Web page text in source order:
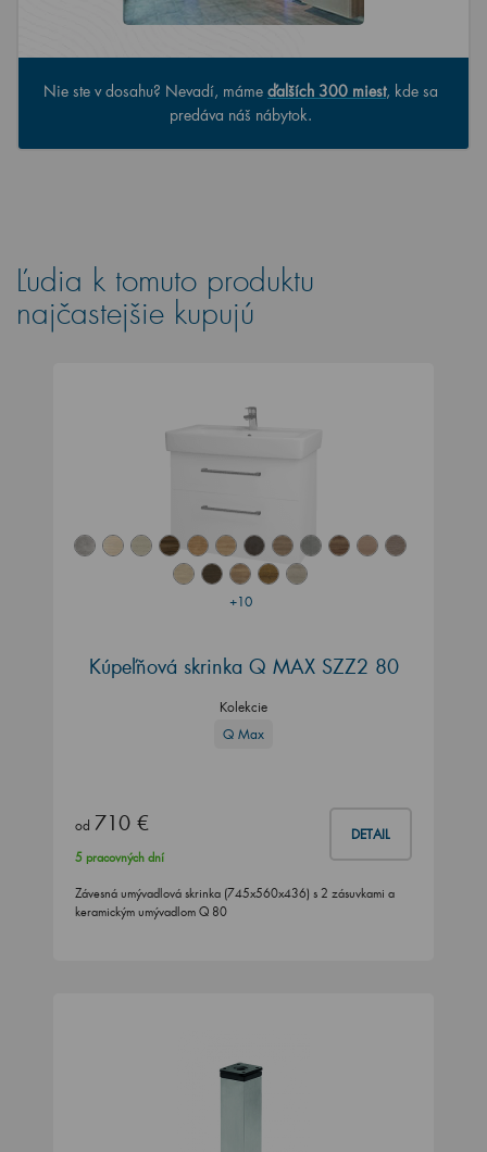
Nie ste v dosahu? Nevadí, máme ďalších 300 miest, kde sa
predáva náš nábytok.
Ľudia k tomuto produktu
najčastejšie kupujú
+10
Kúpeľňová skrinka Q MAX SZZ2 80
Kolekcie
Q Max
od 710 € DETAIL
5 pracovných dní
Závesná umývadlová skrinka (745x560x436) s 2 zásuvkami a
keramickým umývadlom Q 80